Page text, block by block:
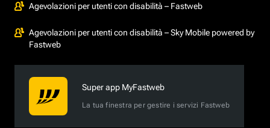
Agevolazioni per utenti con disabilità – Fastweb
Agevolazioni per utenti con disabilità – Sky Mobile powered by
Fastweb
Super app MyFastweb
La tua finestra per gestire i servizi Fastweb